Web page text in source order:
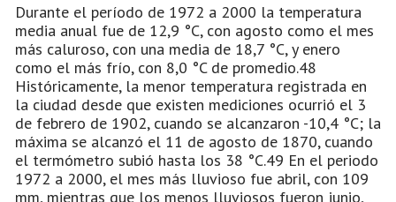
Durante el período de 1972 a 2000 la temperatura
media anual fue de 12,9 °C, con agosto como el mes
más caluroso, con una media de 18,7 °C, y enero
como el más frío, con 8,0 °C de promedio.48
Históricamente, la menor temperatura registrada en
la ciudad desde que existen mediciones ocurrió el 3
de febrero de 1902, cuando se alcanzaron -10,4 °C; la
máxima se alcanzó el 11 de agosto de 1870, cuando
el termómetro subió hasta los 38 °C.49 En el periodo
1972 a 2000, el mes más lluvioso fue abril, con 109
mm, mientras que los menos lluviosos fueron junio,